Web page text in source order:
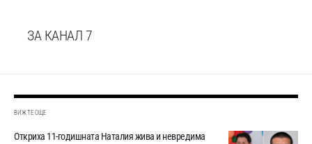
ЗА КАНАЛ 7
ВИЖТЕ ОЩЕ
Откриха 11-годишната Наталия жива и невредима